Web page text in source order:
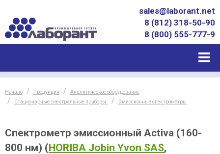
sales@laborant.net
8 (812) 318-50-90
8 (800) 555-777-9
Начало Продукция
Аналитическое оборудование
Стационарные спектральные приборы.
Эмиссионные спектрометры
Спектрометр эмиссионный Activa (160-
800 нм) (HORIBA Jobin Yvon SAS,